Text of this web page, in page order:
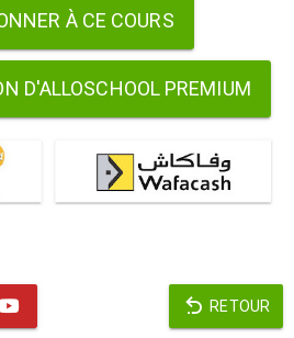
À CE COURS
D'ALLOSCHOOL PREMIUM
RETOUR